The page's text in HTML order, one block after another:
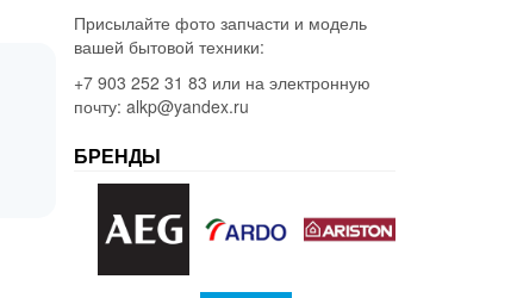
Присылайте фото запчасти и модель
вашей бытовой техники:
+7 903 252 31 83 или на электронную
почту: alkp@yandex.ru
БРЕНДЫ